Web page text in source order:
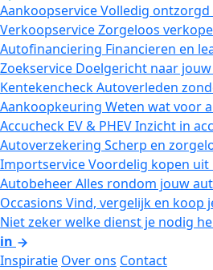
AankoopserviceVolledig ontzorgd
VerkoopserviceZorgeloos
Autofinanciering Financieren en
Zoekservice Doelgericht naar
KentekencheckAutoverleden
Aankoopkeuring Weten wat voor
Accucheck EV & PHEVInzicht in
Autoverzekering Scherp en
ImportserviceVoordelig kopen
AutobeheerAlles rondom jouw
Occasions Vind, vergelijk en koop
Niet zeker welke dienst je nodig
in
Inspiratie Over ons Contact